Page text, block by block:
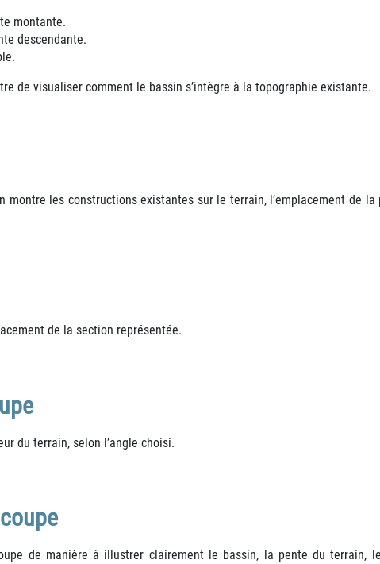
montante.
descendante.
de visualiser comment le bassin s’intègre à la topographie existante.
montre les constructions existantes sur le terrain, l’emplacement de
de la section représentée.
du terrain, selon l’angle choisi.
de manière à illustrer clairement le bassin, la pente du terrain,